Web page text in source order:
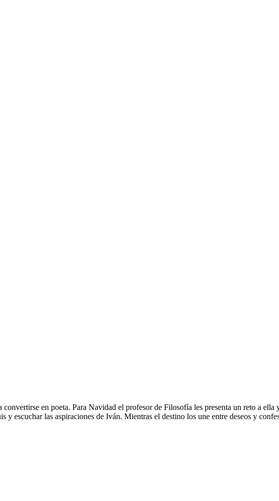
en poeta. Para Navidad el profesor de Filosofía les presenta un reto a
y escuchar las aspiraciones de Iván. Mientras el destino los une entre deseos y